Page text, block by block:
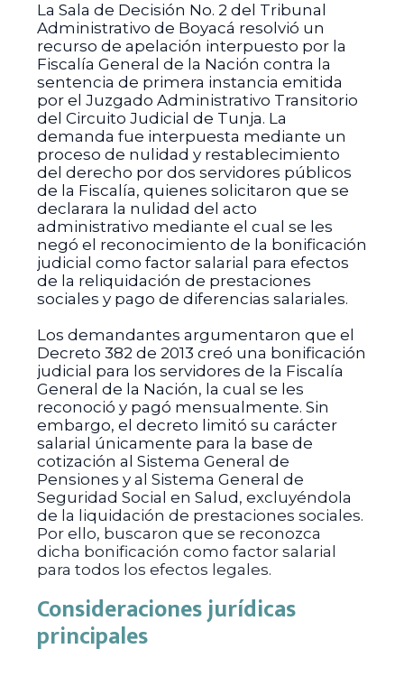
La Sala de Decisión No. 2 del Tribunal
Administrativo de Boyacá resolvió un
recurso de apelación interpuesto por la
Fiscalía General de la Nación contra la
sentencia de primera instancia emitida
por el Juzgado Administrativo Transitorio
del Circuito Judicial de Tunja. La
demanda fue interpuesta mediante un
proceso de nulidad y restablecimiento
del derecho por dos servidores públicos
de la Fiscalía, quienes solicitaron que se
declarara la nulidad del acto
administrativo mediante el cual se les
negó el reconocimiento de la bonificación
judicial como factor salarial para efectos
de la reliquidación de prestaciones
sociales y pago de diferencias salariales.
Los demandantes argumentaron que el
Decreto 382 de 2013 creó una bonificación
judicial para los servidores de la Fiscalía
General de la Nación, la cual se les
reconoció y pagó mensualmente. Sin
embargo, el decreto limitó su carácter
salarial únicamente para la base de
cotización al Sistema General de
Pensiones y al Sistema General de
Seguridad Social en Salud, excluyéndola
de la liquidación de prestaciones sociales.
Por ello, buscaron que se reconozca
dicha bonificación como factor salarial
para todos los efectos legales.
Consideraciones jurídicas
principales